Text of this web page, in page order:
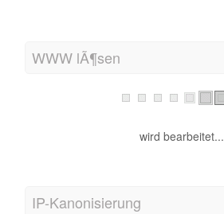
WWW lÃ¶sen
wird bearbeitet...
IP-Kanonisierung